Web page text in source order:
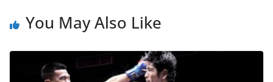
You May Also Like